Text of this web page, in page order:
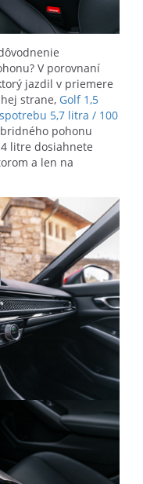
V porovnaní
jazdil v priemere
strane, Golf 1,5
5,7 litra / 100
pohonu
litre dosiahnete
a len na